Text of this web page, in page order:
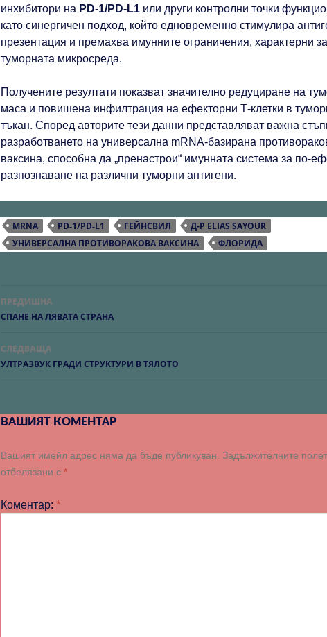
инхибитори на PD‑1/PD‑L1 или други контролни точки
като синергичен подход, който едновременно стимулира
презентация и премахва имунните ограничения, характерни за
туморната микросреда.
Получените резултати показват значително редуциране на
маса и повишена инфилтрация на ефекторни Т‑клетки в
тъкан. Според авторите тези данни представляват важна
разработването на универсална mRNA‑базирана
ваксина, способна да „пренастрои“ имунната система за по-
разпознаване на различни туморни антигени.
MRNA PD‑1/PD‑L1 ГЕЙНСВИЛ
Д-Р ELIAS SAYOUR
УНИВЕРСАЛНА ПРОТИВОРАКОВА ВАКСИНА
ФЛОРИДА
Навигация
в
публикациите
ПРЕДИШНА
СПАНЕ НА ЛЯВАТА СТРАНА
СЛЕДВАЩА
УЛТРАЗВУК ГРАДИ СТРУКТУРИ В ТЯЛОТО
ВАШИЯТ КОМЕНТАР
Вашият имейл адрес няма да бъде публикуван.
Задължителните
отбелязани с *
Коментар: *